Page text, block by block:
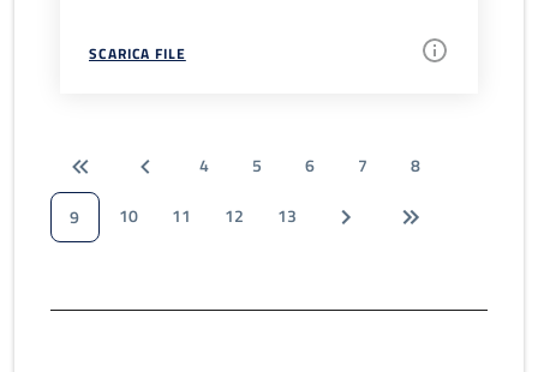
SCARICA FILE
4 5 6 7
8
9
10 11 12 13